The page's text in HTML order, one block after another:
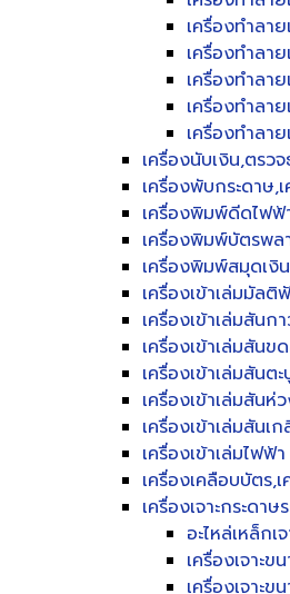
เครื่องทำลา
เครื่องทำลา
เครื่องทำลา
เครื่องทำลา
เครื่องทำลาย
เครื่องนับเงิน,ตรว
เครื่องพับกระดาษ,
เครื่องพิมพ์ดีดไฟฟ้
เครื่องพิมพ์บัตรพล
เครื่องพิมพ์สมุดเงิ
เครื่องเข้าเล่มมัลติ
เครื่องเข้าเล่มสันก
เครื่องเข้าเล่มสันข
เครื่องเข้าเล่มสันตะ
เครื่องเข้าเล่มสัน
เครื่องเข้าเล่มสันเ
เครื่องเข้าเล่มไฟฟ้า
เครื่องเคลือบบัตร,
เครื่องเจาะกระดา
อะไหล่เหล็กเจ
เครื่องเจาะข
เครื่องเจาะข